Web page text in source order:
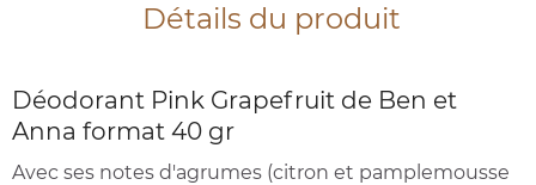
Détails du produit
Déodorant Pink Grapefruit de Ben et
Anna format 40 gr
Avec ses notes d'agrumes (citron et pamplemousse